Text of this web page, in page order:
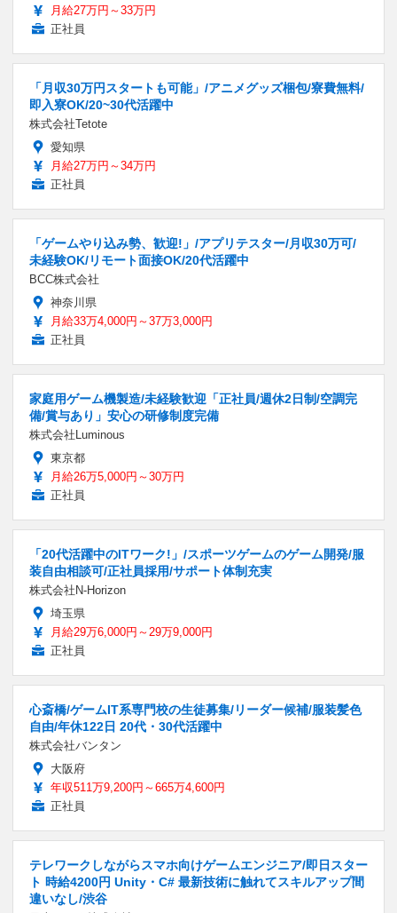
月給27万円～33万円
正社員
「月収30万円スタートも可能」/アニメグッズ梱包/寮費無料/
即入寮OK/20~30代活躍中
株式会社Tetote
愛知県
月給27万円～34万円
正社員
「ゲームやり込み勢、歓迎!」/アプリテスター/月収30万可/
未経験OK/リモート面接OK/20代活躍中
BCC株式会社
神奈川県
月給33万4,000円～37万3,000円
正社員
家庭用ゲーム機製造/未経験歓迎「正社員/週休2日制/空調完
備/賞与あり」安心の研修制度完備
株式会社Luminous
東京都
月給26万5,000円～30万円
正社員
「20代活躍中のITワーク!」/スポーツゲームのゲーム開発/服
装自由相談可/正社員採用/サポート体制充実
株式会社N-Horizon
埼玉県
月給29万6,000円～29万9,000円
正社員
心斎橋/ゲームIT系専門校の生徒募集/リーダー候補/服装髪色
自由/年休122日 20代・30代活躍中
株式会社バンタン
大阪府
年収511万9,200円～665万4,600円
正社員
テレワークしながらスマホ向けゲームエンジニア/即日スター
ト 時給4200円 Unity・C# 最新技術に触れてスキルアップ間
違いなし/渋谷